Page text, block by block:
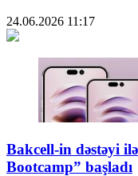
24.06.2026 11:17
Bakcell-in dəstəyi
Bootcamp” başladı